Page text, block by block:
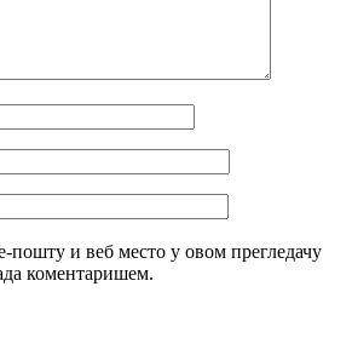
пошту и веб место у овом прегледачу
коментаришем.